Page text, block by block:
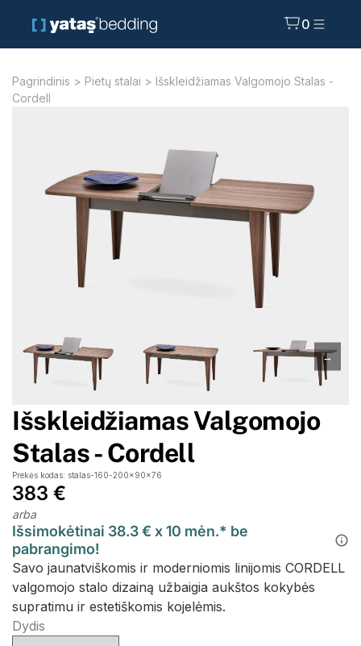
0
Pagrindinis > Pietų stalai > Išskleidžiamas Valgomojo Stalas -
Cordell
→
Išskleidžiamas Valgomojo
Stalas - Cordell
383 €
Prekės kodas: stalas-160-200x90x76
arba
Išsimokėtinai 38.3 € x 10 mėn.* be
pabrangimo!
Savo jaunatviškomis ir moderniomis linijomis CORDELL
valgomojo stalo dizainą užbaigia aukštos kokybės
supratimu ir estetiškomis kojelėmis.
Dydis